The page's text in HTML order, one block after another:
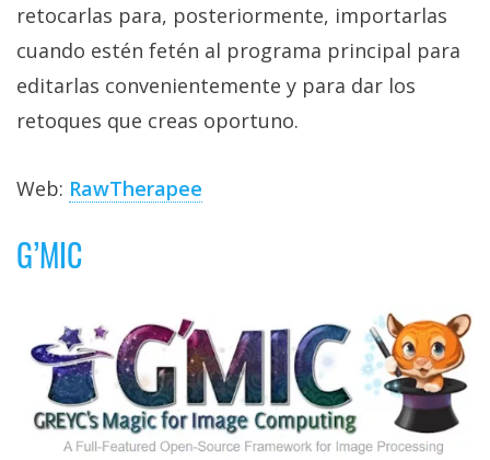
retocarlas para, posteriormente, importarlas
cuando estén fetén al programa principal para
editarlas convenientemente y para dar los
retoques que creas oportuno.
Web: RawTherapee
G’MIC